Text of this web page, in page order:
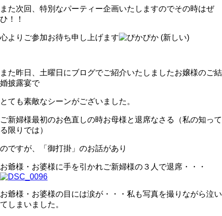
また次回、特別なパーティー企画いたしますのでその時はぜ
ひ！！
心よりご参加お待ち申し上げます
また昨日、土曜日にブログでご紹介いたしましたお嬢様のご結
婚披露宴で
とても素敵なシーンがございました。
ご新婦様最初のお色直しの時お母様と退席なさる（私の知って
る限りでは）
のですが、「御打掛」のお話があり
お爺様・お婆様に手を引かれご新婦様の３人で退席・・・
お爺様・お婆様の目には涙が・・・私も写真を撮りながら泣い
てしまいました。